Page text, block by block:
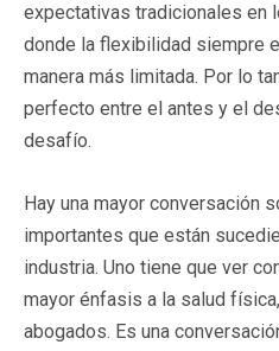
expectativas tradicionales en
donde la flexibilidad siempre
manera más limitada. Por lo
perfecto entre el antes y el
desafío.
Hay una mayor conversación
importantes que están
industria. Uno tiene que ver
mayor énfasis a la salud
abogados. Es una